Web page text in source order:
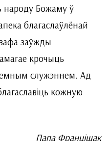
народу Божаму ў
благаслаўлёнай
заўжды
крочыць
служэннем. Ад
кожную
Папа Францішак